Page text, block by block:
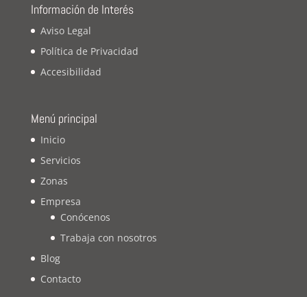
Información de Interés
Aviso Legal
Política de Privacidad
Accesibilidad
Menú principal
Inicio
Servicios
Zonas
Empresa
Conócenos
Trabaja con nosotros
Blog
Contacto